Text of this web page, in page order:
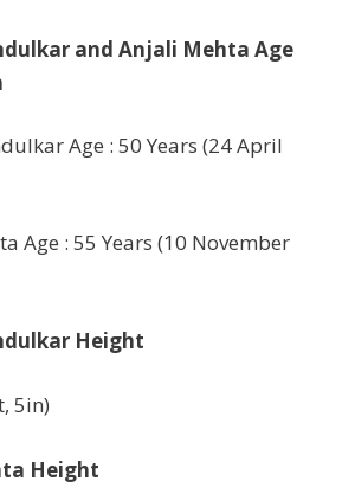
and Anjali Mehta Age
Age : 50 Years (24 April
Age : 55 Years (10 November
Height
5in)
Height